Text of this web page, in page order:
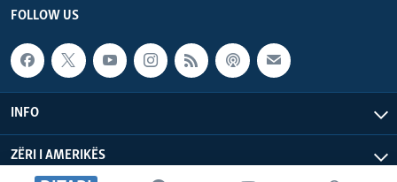
FOLLOW US
INFO
ZËRI I AMERIKËS